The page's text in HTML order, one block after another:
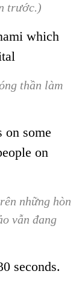
trước.)
which
thần làm
on some
on
những hòn
vẫn đang
seconds.